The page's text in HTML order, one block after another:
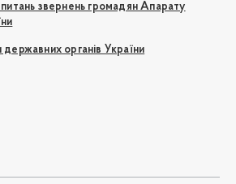
питань звернень громадян Апарату
державних органів України